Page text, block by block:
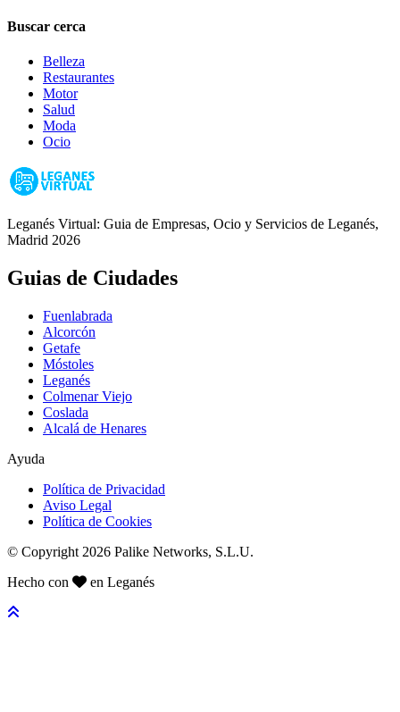
Buscar cerca
Belleza
Restaurantes
Motor
Salud
Moda
Ocio
Leganés Virtual: Guia de Empresas, Ocio y Servicios de Leganés,
Madrid 2026
Guias de Ciudades
Fuenlabrada
Alcorcón
Getafe
Móstoles
Leganés
Colmenar Viejo
Coslada
Alcalá de Henares
Ayuda
Política de Privacidad
Aviso Legal
Política de Cookies
© Copyright 2026 Palike Networks, S.L.U.
Hecho con
en Leganés